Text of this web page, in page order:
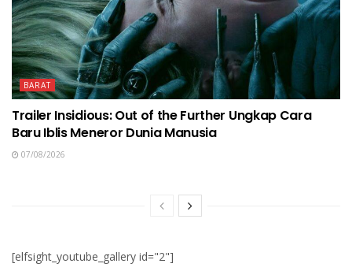
BARAT
Trailer Insidious: Out of the Further Ungkap Cara
Baru Iblis Meneror Dunia Manusia
07/08/2026
[elfsight_youtube_gallery id="2"]